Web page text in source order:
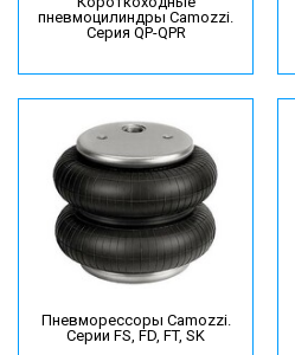
пневмоцилиндры Camozzi.
Серия QP-QPR
Пневморессоры Camozzi.
Серии FS, FD, FT, SK